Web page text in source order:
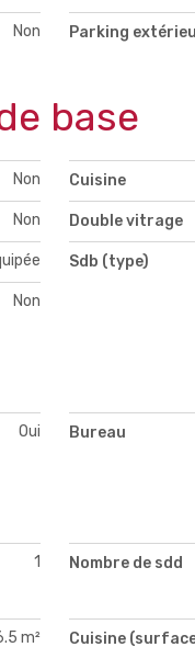
Non Parking
base
Non Cuisine
Non Double vitrage
Sdb (type)
Non
Oui Bureau
1 Nombre de sdd
m² Cuisine